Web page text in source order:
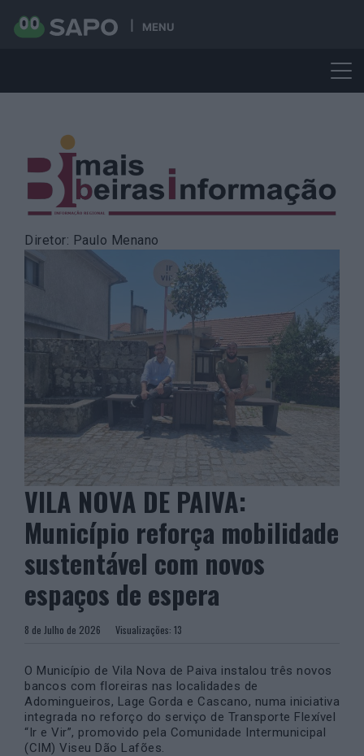
MENU
content
Diretor: Paulo Menano
VILA NOVA DE PAIVA:
Município reforça mobilidade
sustentável com novos
espaços de espera
8 de Julho de 2026 Visualizações: 13
O Município de Vila Nova de Paiva instalou três novos
bancos com floreiras nas localidades de
Adomingueiros, Lage Gorda e Cascano, numa iniciativa
integrada no reforço do serviço de Transporte Flexível
“Ir e Vir”, promovido pela Comunidade Intermunicipal
(CIM) Viseu Dão Lafões.